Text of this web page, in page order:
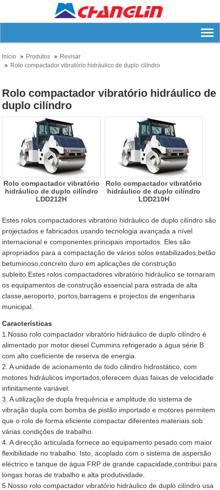
lnício Produtos
Revisar
Rolo compactador vibratório hidráulico de duplo cilíndro
Rolo compactador vibratório hidráulico de
duplo cilíndro
Rolo compactador vibratório
hidráulico de duplo cilíndro
LDD212H
Rolo compactador vibratório
hidráulico de duplo cilíndro
LDD210H
Estes rolos compactadores vibratório hidráulico de duplo cilíndro são
projectados e fabricados usando tecnologia avançada a nível
internacional e componentes principais importados. Eles são
apropriados para a compactação de vários solos estabilizados,betão
betuminoso,concreto duro em aplicações de construção
subleito.Estes rolos compactadores vibratório hidráulico se tornaram
os equipamentos de construção essencial para estrada de alta
classe,aeroporto, portos,barragens e projectos de engenharia
municipal.
Características
1.Nosso rolo compactador vibratório hidráulico de duplo cilíndro é
alimentado por motor diesel Cummins refrigerado a água série B
com alto coeficiente de reserva de energia.
2. A unidade de acionamento de todo cilindro hidrostático, com
motores hidráulicos importados,oferecem duas faixas de velocidade
infinitamente variável.
3. A utilização de dupla frequência e amplitude do sistema de
vibração dupla com bomba de pistão importado e motores permitem
que o rolo de forma eficiente compactar diferentes materiais sob
várias condições de trabalho.
4. A direcção articulada fornece ao equipamento pesado com maior
flexibilidade no trabalho. Isto, acoplado com o sistema de aspersão
eléctrico e tanque de água FRP de grande capacidade,contribui para
longas horas de trabalho e alta produtividade.
5.Nosso rolo compactador vibratório hidráulico de duplo cilíndro usa